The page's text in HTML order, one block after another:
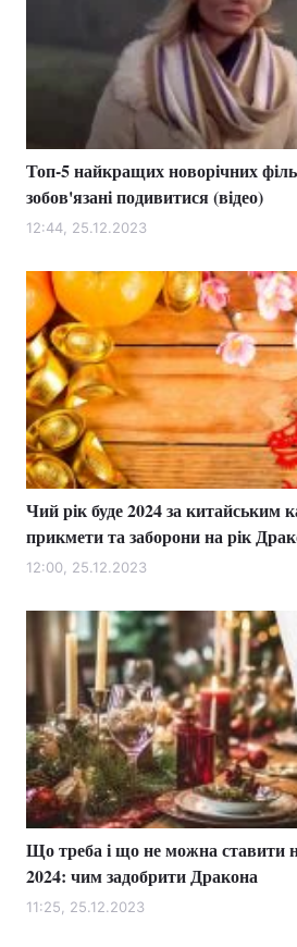
Топ-5 найкращих новорічних
зобов'язані подивитися (відео)
12:44, 25.12.2023
Чий рік буде 2024 за китайським
прикмети та заборони на рік
12:00, 25.12.2023
Що треба і що не можна ставити
2024: чим задобрити Дракона
11:25, 25.12.2023